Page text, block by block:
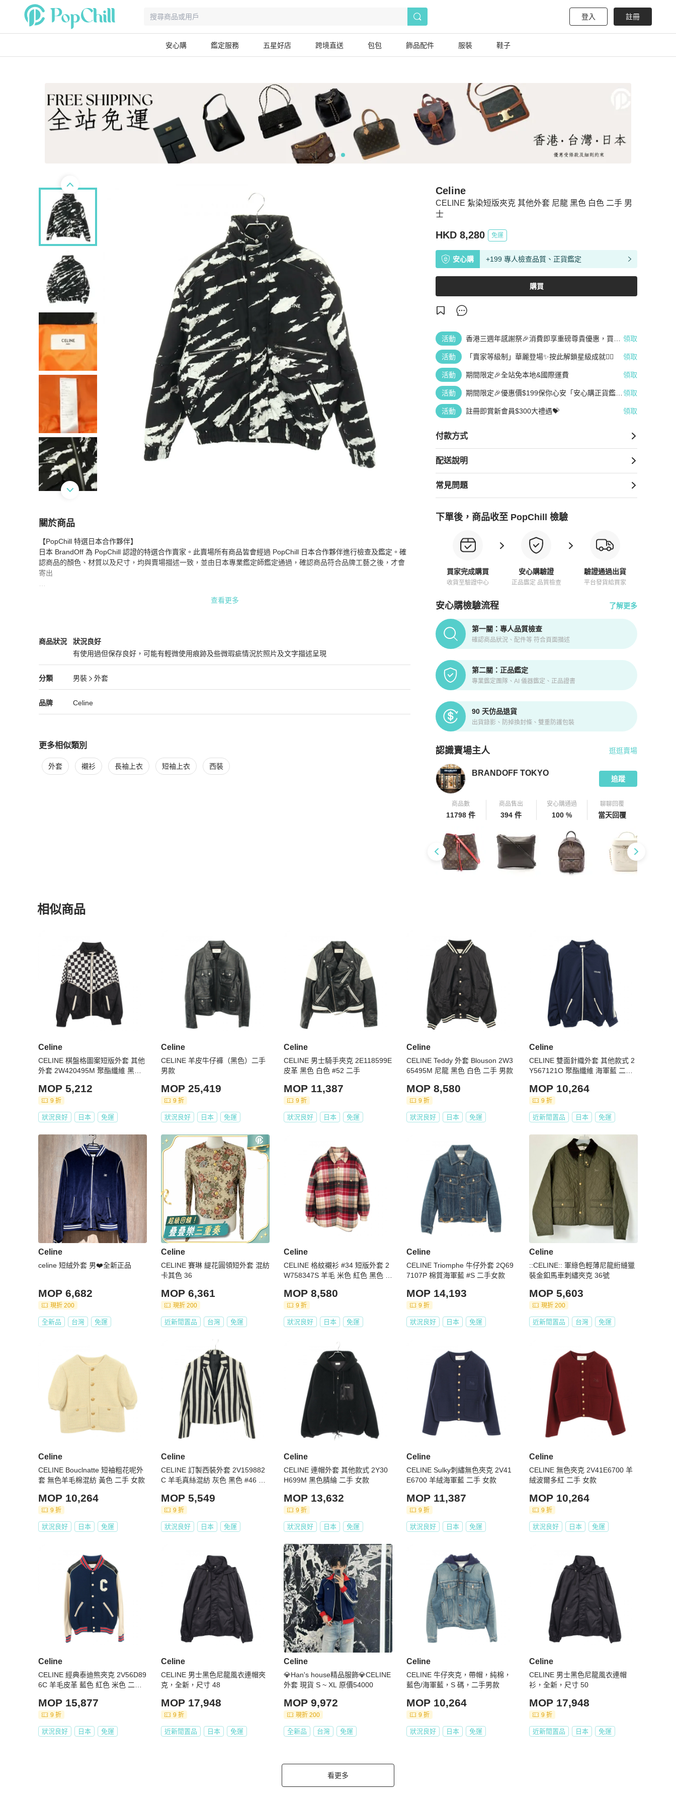
登入 註冊
安心購 鑑定服務 五星好店 跨境直送 包包 飾品配件 服裝 鞋子
CELINE 紮染短版夾克 其他外套 尼龍 黑色 白色 二手 男
士
Celine
HKD 8,280 免運
安心購 +199 專人檢查品質、正貨鑑定
購買
活動
香港三週年感謝祭🎉消費即享重磅尊貴優惠，買越
領取
活動 「賣家等級制」華麗登場✨按此解鎖星級成就👆🏻 領取
活動 期間限定🎉全站免本地&國際運費 領取
活動
期間限定🎉優惠價$199保你心安「安心購正貨鑑
領取
活動 註冊即賞新會員$300大禮遇💝 領取
付款方式
配送說明
常見問題
下單後，商品收至 PopChill 檢驗
買家完成購買
收貨至驗證中心
安心購驗證
正品鑑定 品質檢查
驗證通過出貨
平台發貨給買家
安心購檢驗流程 了解更多
PopChill拍拍圈正品驗證、安心購檢驗流程介紹
第一關：專人品質檢查
確認商品狀況、配件等 符合頁面描述
第二關：正品鑑定
專業鑑定團隊、AI 儀器鑑定、正品證書
90 天仿品退貨
出貨錄影、防掉換封條、雙重防護包裝
認識賣場主人
PopChill 拍拍圈嚴選賣家 介紹
逛逛賣場
BRANDOFF TOKYO
追蹤
商品數
11798 件
商品售出
394 件
安心購通過
100 %
聊聊回覆
當天回覆
關於商品
關於CELINE 紮染短版夾克 其他外套 尼龍 黑色 白色 二手 男士
【PopChill 特選日本合作夥伴】
日本 BrandOff 為 PopChill 認證的特選合作賣家。此賣場所有商品皆會經過 PopChill 日本合作夥伴進行檢查及鑑定。確
認商品的顏色、材質以及尺寸，均與賣場描述一致，並由日本專業鑑定師鑑定通過，確認商品符合品牌工藝之後，才會
寄出
★ 日本 BrandOff 公司販售，並非 PopChill 轉售商品給您。
產品編號：2120900077136
顏色：黑色 x 白色
尺寸：46 肩寬：58公分（22.8吋） 裙長：65.5公分（25.8吋） 衣寬：66公分（26.0吋） 袖長：58公分（22.8吋）
配件：無
【真偽鑑定保障】
★ 商品皆由專人確認商品的顏色、材質以及尺寸，均與賣場描述一致
【費用相關】
★ 免國際運費！
★ 商品為國際運送，可能產生關稅由買家自行負擔
【寄送時程相關】
★ 依寄達國家區域、驗關、航班或氣候等不可控因素而異
★ 下單後無法取消訂單
【商品瑕疵說明】
★ 二手商品非新品，圖文已盡力完整敘述細節，請買家務必將商品照片放大看，並綜合商品圖片和文字去綜合考量與判
斷
有疑問請聊聊確認
★ 包袋尺寸由於測量手法不同，誤差在1cm-3cm屬於正常範圍，正常範圍內誤差不作為退換貨依據
【中文客戶服務】
★日本 BrandOff 原廠直營的中文客戶服務
★ APP 版聊聊服務時間 : 周一到周五 10:00-17:30 (日本國定假日除外)
★ 本賣場所有商品資訊均為日本 BrandOff 提供，商品從日本發貨，下單前請聊聊詢問
★ PopChill依法開立商品全額電子發票給您，有打統編需求，可聊聊私訊事先通知為您開立三聯式發票
★ 賣場商品只有一件，可能會有商品已經在原網站上被售出・刪除的情形，商品已搶先售出，將為您取消訂單，還請見
【取消&退貨政策】
★ 日本 BrandOff 所有商品，均盡力拍攝瑕疵細節，並在您下單之後，提供商品細節影片，您可以再次確認商品成色，
力保您收到的商品，跟網路上看到的商品是一致的
★ 收到貨後請務必開箱錄影，若不幸發生您認為商品不如預期（存在著賣家未描述的缺陷），請提供充分、完整的商品
爭議佐證開箱錄影紀錄與賣家協調退貨之協議，實際爭議之解決則須依商品出賣人之回應與決定及 PopChill 的綜合判斷
容、交易條件、退貨政策或限制
查看更多
商品狀況
Celine男裝 商品狀態與細節
狀況良好
有使用過但保存良好，可能有輕微使用痕跡及些微瑕疵情況於照片及文字描述呈現
狀況良好
分類
Celine 分類資訊
男裝
外套
男裝/外套推薦
品牌
Celine 男裝品牌介紹
Celine
Celine 推薦清單
更多相似類別
更多 Celine男裝相似商品推薦
外套 襯衫 長袖上衣 短袖上衣 西裝
相似商品
Celine
CELINE 棋盤格圖案短版外套 其他
外套 2W420495M 聚酯纖維 黑色
MOP 5,212
9 折
狀況良好 日本 免運
Celine
CELINE 羊皮牛仔褲（黑色）二手
男款
MOP 25,419
9 折
狀況良好 日本 免運
Celine
CELINE 男士騎手夾克 2E118599E
皮革 黑色 白色 #52 二手
MOP 11,387
9 折
狀況良好 日本 免運
Celine
CELINE Teddy 外套 Blouson 2W3
65495M 尼龍 黑色 白色 二手 男款
MOP 8,580
9 折
狀況良好 日本 免運
Celine
CELINE 雙面針織外套 其他款式 2
Y567121O 聚酯纖維 海軍藍 二手
MOP 10,264
9 折
近新閒置品 日本 免運
Celine
celine 短絨外套 男❤️全新正品
MOP 6,682
現折 200
全新品 台灣 免運
Celine
CELINE 賽琳 緹花圓領短外套 混紡
卡其色 36
MOP 6,361
現折 200
近新閒置品 台灣 免運
Celine
CELINE 格紋襯衫 #34 短版外套 2
W758347S 羊毛 米色 紅色 黑色 二
MOP 8,580
9 折
狀況良好 日本 免運
Celine
CELINE Triomphe 牛仔外套 2Q69
7107P 棉質海軍藍 #S 二手女款
MOP 14,193
9 折
狀況良好 日本 免運
Celine
::CELINE:: 軍綠色輕薄尼龍絎縫獵
裝金釦馬車刺繡夾克 36號
MOP 5,603
現折 200
近新閒置品 台灣 免運
Celine
CELINE Bouclnatte 短袖粗花呢外
套 無色羊毛棉混紡 黃色 二手 女款
MOP 10,264
9 折
狀況良好 日本 免運
Celine
CELINE 訂製西裝外套 2V159882
C 羊毛真絲混紡 灰色 黑色 #46 二
MOP 5,549
9 折
狀況良好 日本 免運
Celine
CELINE 連帽外套 其他款式 2Y30
H699M 黑色腈綸 二手 女款
MOP 13,632
9 折
狀況良好 日本 免運
Celine
CELINE Sulky刺繡無色夾克 2V41
E6700 羊絨海軍藍 二手 女款
MOP 11,387
9 折
狀況良好 日本 免運
Celine
CELINE 無色夾克 2V41E6700 羊
絨波爾多紅 二手 女款
MOP 10,264
9 折
狀況良好 日本 免運
Celine
CELINE 經典泰迪熊夾克 2V56D89
6C 羊毛皮革 藍色 紅色 米色 二手
MOP 15,877
9 折
狀況良好 日本 免運
Celine
CELINE 男士黑色尼龍風衣連帽夾
克，全新，尺寸 48
MOP 17,948
9 折
近新閒置品 日本 免運
Celine
💎Han's house精品服飾💎CELINE
外套 現貨 S ~ XL 原價54000
MOP 9,972
現折 200
全新品 台灣 免運
Celine
CELINE 牛仔夾克，帶帽，純棉，
藍色/海軍藍，S 碼，二手男款
MOP 10,264
9 折
狀況良好 日本 免運
Celine
CELINE 男士黑色尼龍風衣連帽
衫，全新，尺寸 50
MOP 17,948
9 折
近新閒置品 日本 免運
看更多